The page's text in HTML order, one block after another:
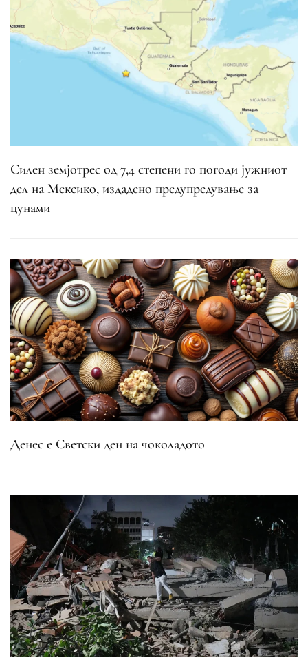
Силен земјотрес од 7,4 степени го погоди јужниот
дел на Мексико, издадено предупредување за
цунами
Денес е Светски ден на чоколадото